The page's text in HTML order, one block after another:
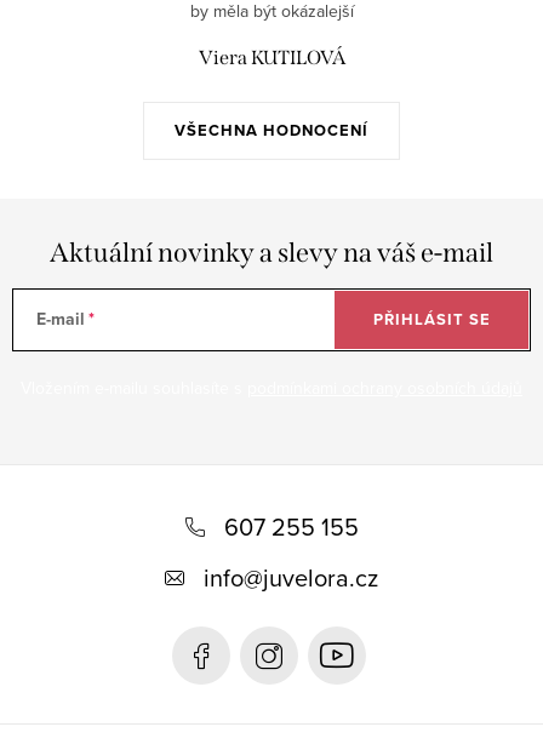
VŠECHNA HODNOCENÍ
by měla být okázalejší
Viera KUTILOVÁ
Aktuální novinky a slevy na váš e-mail
E-mail PŘIHLÁSIT SE
607 255 155
info@juvelora.cz